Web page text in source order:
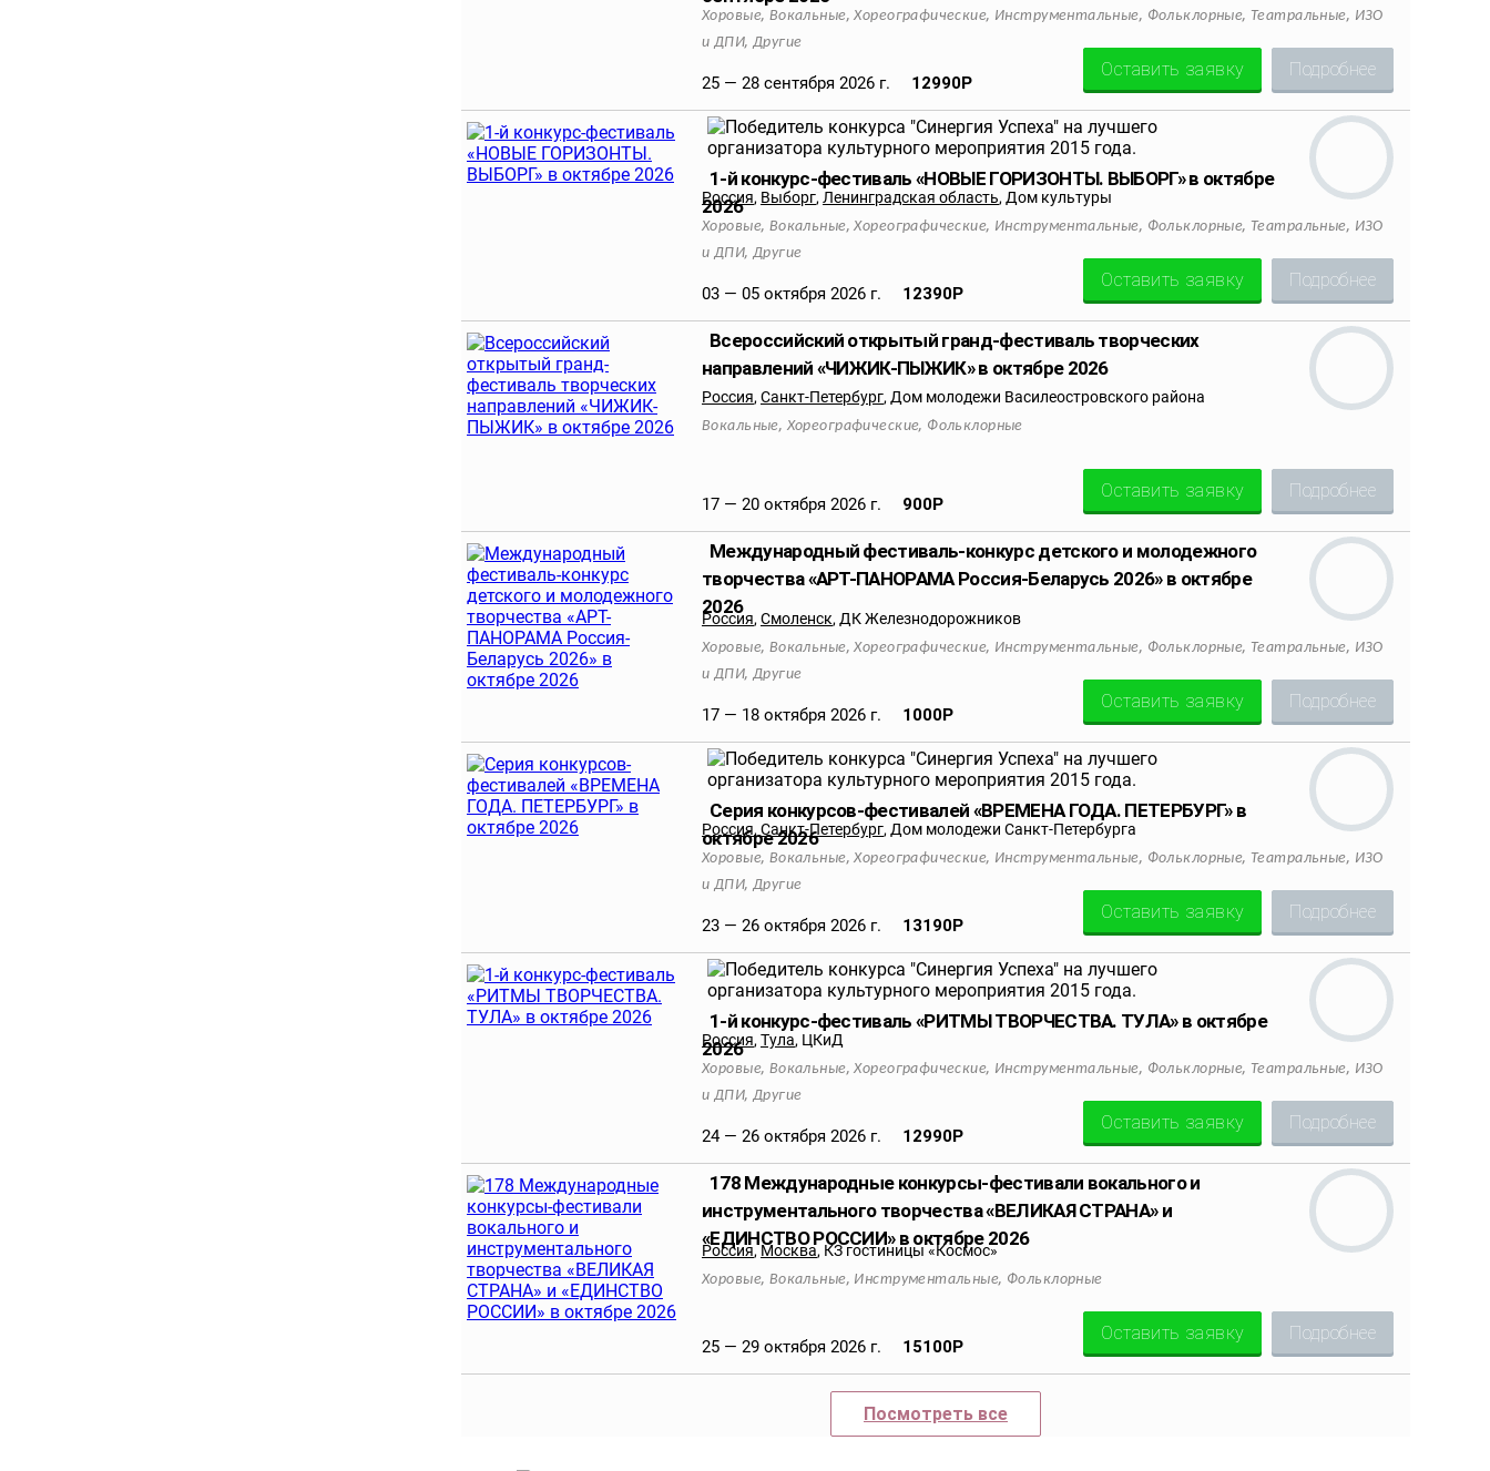
Хоровые, Вокальные,Хореографические, Инструментальные, Фольклорные, Театральные, ИЗО
и ДПИ, Другие
25 — 28 сентября 2026 г. 12990Р
Подробнее
Оставить заявку
1-й конкурс-фестиваль «НОВЫЕ ГОРИЗОНТЫ. ВЫБОРГ» в октябре
2026
Россия, Выборг, Ленинградская область, Дом культуры
Хоровые, Вокальные,Хореографические, Инструментальные, Фольклорные, Театральные, ИЗО
и ДПИ, Другие
03 — 05 октября 2026 г. 12390Р
Подробнее
Оставить заявку
Всероссийский открытый гранд-фестиваль творческих
направлений «ЧИЖИК-ПЫЖИК» в октябре 2026
Россия, Санкт-Петербург, Дом молодежи Василеостровского района
Вокальные, Хореографические, Фольклорные
17 — 20 октября 2026 г. 900Р
Подробнее
Оставить заявку
Международный фестиваль-конкурс детского и молодежного
творчества «АРТ-ПАНОРАМА Россия-Беларусь 2026» в октябре
2026
Россия, Смоленск, ДК Железнодорожников
Хоровые, Вокальные,Хореографические, Инструментальные, Фольклорные, Театральные, ИЗО
и ДПИ, Другие
17 — 18 октября 2026 г. 1000Р
Подробнее
Оставить заявку
Серия конкурсов-фестивалей «ВРЕМЕНА ГОДА. ПЕТЕРБУРГ» в
октябре 2026
Россия, Санкт-Петербург, Дом молодежи Санкт-Петербурга
Хоровые, Вокальные,Хореографические, Инструментальные, Фольклорные, Театральные, ИЗО
и ДПИ, Другие
23 — 26 октября 2026 г. 13190Р
Подробнее
Оставить заявку
1-й конкурс-фестиваль «РИТМЫ ТВОРЧЕСТВА. ТУЛА» в октябре
2026
Россия, Тула, ЦКиД
Хоровые, Вокальные,Хореографические, Инструментальные, Фольклорные, Театральные, ИЗО
и ДПИ, Другие
24 — 26 октября 2026 г. 12990Р
Подробнее
Оставить заявку
178 Международные конкурсы-фестивали вокального и
инструментального творчества «ВЕЛИКАЯ СТРАНА» и
«ЕДИНСТВО РОССИИ» в октябре 2026
Россия,Москва, КЗ гостиницы «Космос»
Хоровые, Вокальные, Инструментальные, Фольклорные
25 — 29 октября 2026 г. 15100Р
Подробнее
Оставить заявку
Посмотреть все